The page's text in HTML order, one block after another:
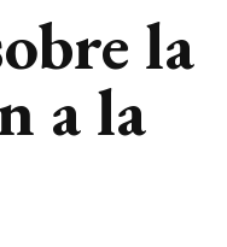
la
a la